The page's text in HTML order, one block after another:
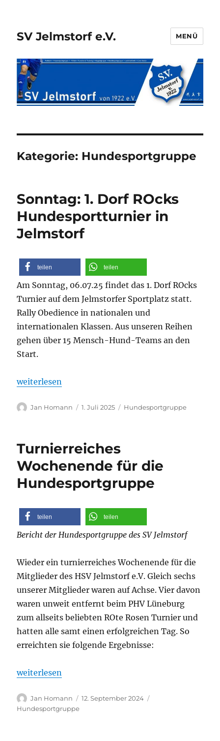
SV Jelmstorf e.V. MENÜ
Kategorie: Hundesportgruppe
Sonntag: 1. Dorf ROcks
Hundesportturnier in
Jelmstorf
teilen teilen
Am Sonntag, 06.07.25 findet das 1. Dorf ROcks
Turnier auf dem Jelmstorfer Sportplatz statt.
Rally Obedience in nationalen und
internationalen Klassen. Aus unseren Reihen
gehen über 15 Mensch-Hund-Teams an den
Start.
„Sonntag: 1. Dorf ROcks Hundesportturnier in
weiterlesen
Autor
Jan Homann
Veröffentlicht
1. Juli 2025 Kategorien
Hundesportgruppe
Turnierreiches
Wochenende für die
Hundesportgruppe
teilen teilen
Bericht der Hundesportgruppe des SV Jelmstorf
Wieder ein turnierreiches Wochenende für die
Mitglieder des HSV Jelmstorf e.V. Gleich sechs
unserer Mitglieder waren auf Achse. Vier davon
waren unweit entfernt beim PHV Lüneburg
zum allseits beliebten ROte Rosen Turnier und
hatten alle samt einen erfolgreichen Tag. So
erreichten sie folgende Ergebnisse:
„Turnierreiches Wochenende für die
weiterlesen
Autor
Jan Homann
Veröffentlicht
12. September 2024
Hundesportgruppe